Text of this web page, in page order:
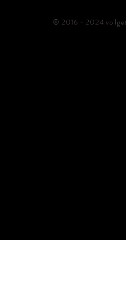
© 2016 - 2024